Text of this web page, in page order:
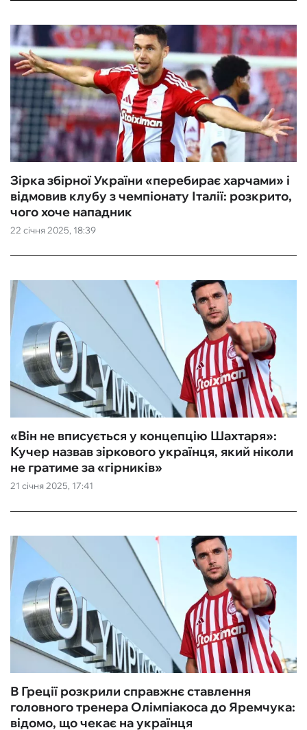
22 січня 2025, 18:39
Зірка збірної України «перебирає харчами» і
відмовив клубу з чемпіонату Італії: розкрито,
чого хоче нападник
21 січня 2025, 17:41
«Він не вписується у концепцію Шахтаря»:
Кучер назвав зіркового українця, який ніколи
не гратиме за «гірників»
В Греції розкрили справжнє ставлення
головного тренера Олімпіакоса до Яремчука:
відомо, що чекає на українця